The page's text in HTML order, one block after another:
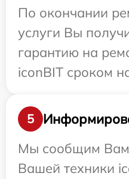
По окончании
услуги Вы
гарантию на
iconBIT сроком
5
Мы сообщим Вам
Вашей техники